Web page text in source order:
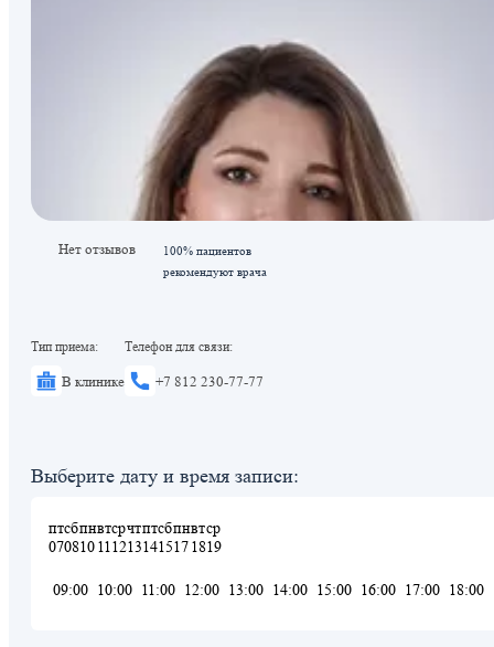
Нет отзывов
100% пациентов
рекомендуют врача
Тип приема:
В клинике
Телефон для связи:
+7 812 230-77-77
Выберите дату и время записи:
пт
07
сб
08
пн
10
вт
11
ср
12
чт
13
пт
14
сб
15
пн
17
вт
18
ср
19
09:00 10:00 11:00 12:00 13:00 14:00 15:00 16:00 17:00 18:00